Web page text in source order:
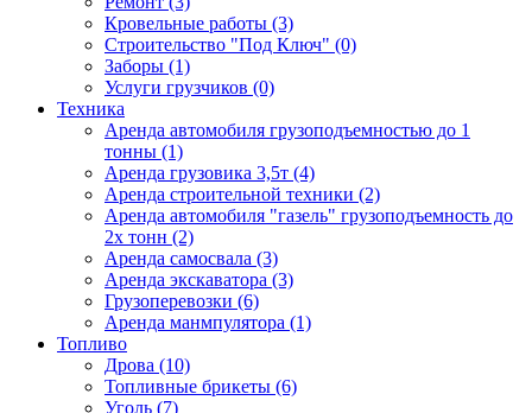
Кровельные работы (3)
Строительство "Под Ключ" (0)
Заборы (1)
Услуги грузчиков (0)
Техника
Аренда автомобиля грузоподъемностью до 1
тонны (1)
Аренда грузовика 3,5т (4)
Аренда строительной техники (2)
Аренда автомобиля "газель" грузоподъемность до
2х тонн (2)
Аренда самосвала (3)
Аренда экскаватора (3)
Грузоперевозки (6)
Аренда манмпулятора (1)
Топливо
Дрова (10)
Топливные брикеты (6)
Уголь (7)